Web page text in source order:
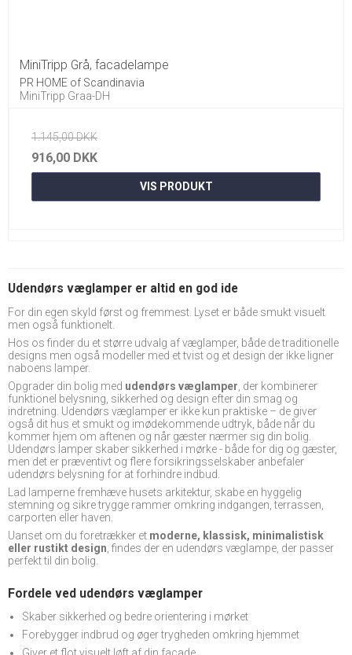
MiniTripp Grå, facadelampe
PR HOME of Scandinavia
MiniTripp Graa-DH
1.145,00 DKK
916,00 DKK
VIS PRODUKT
Udendørs væglamper er altid en god ide
For din egen skyld først og fremmest. Lyset er både smukt visuelt
men også funktionelt.
Hos os finder du et større udvalg af væglamper, både de traditionelle
designs men også modeller med et tvist og et design der ikke ligner
naboens lamper.
Opgrader din bolig med udendørs væglamper , der kombinerer
funktionel belysning, sikkerhed og design efter din smag og
indretning. Udendørs væglamper er ikke kun praktiske – de giver
også dit hus et smukt og imødekommende udtryk, både når du
kommer hjem om aftenen og når gæster nærmer sig din bolig.
Udendørs lamper skaber sikkerhed i mørke - både for dig og gæster,
men det er præventivt og flere forsikringsselskaber anbefaler
udendørs belysning for at forhindre indbud.
Lad lamperne fremhæve husets arkitektur, skabe en hyggelig
stemning og sikre trygge rammer omkring indgangen, terrassen,
carporten eller haven.
Uanset om du foretrækker et moderne, klassisk, minimalistisk
eller rustikt design , findes der en udendørs væglampe, der passer
perfekt til din bolig.
Fordele ved udendørs væglamper
Skaber sikkerhed og bedre orientering i mørket
Forebygger indbrud og øger trygheden omkring hjemmet